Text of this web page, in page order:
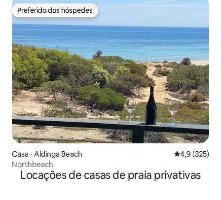
Preferido dos hóspedes
Preferido dos hóspedes
Casa ⋅ Aldinga Beach 4,9 de uma
4,9 (325)
Northbeach
Locações de casas de praia privativas